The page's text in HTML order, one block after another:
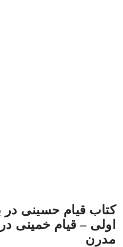
کتاب قیام حسینی در
اولی – قیام خمینی
مدرن